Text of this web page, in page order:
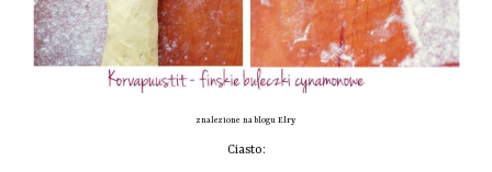
znalezione na blogu Elry
Ciasto: